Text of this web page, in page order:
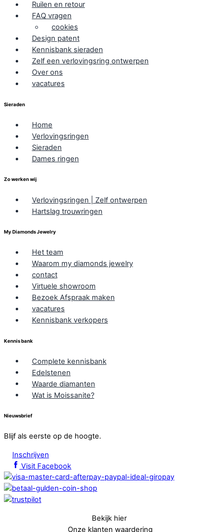
Ruilen en retour
FAQ vragen
cookies
Design patent
Kennisbank sieraden
Zelf een verlovingsring ontwerpen
Over ons
vacatures
Sieraden
Home
Verlovingsringen
Sieraden
Dames ringen
Zo werken wij
Verlovingsringen | Zelf ontwerpen
Hartslag trouwringen
My Diamonds Jewelry
Het team
Waarom my diamonds jewelry
contact
Virtuele showroom
Bezoek Afspraak maken
vacatures
Kennisbank verkopers
Kennis bank
Complete kennisbank
Edelstenen
Waarde diamanten
Wat is Moissanite?
Nieuwsbrief
Blijf als eerste op de hoogte.
Inschrijven
Visit Facebook
Bekijk hier
Onze klanten waardering